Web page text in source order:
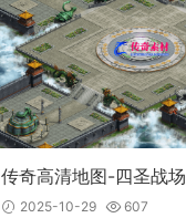
传奇高清地图-四圣战场
2025-10-29 607